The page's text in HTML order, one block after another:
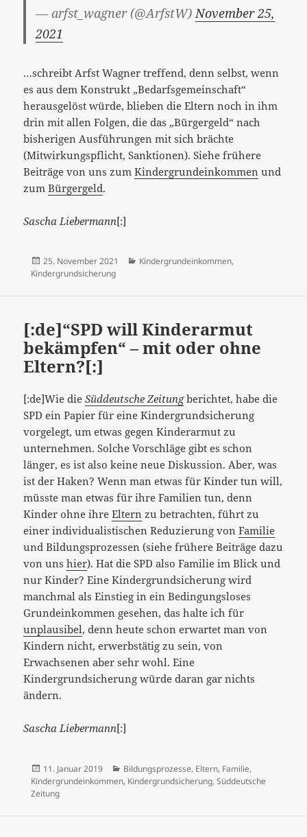
— arfst_wagner (@ArfstW) November 25,
2021
…schreibt Arfst Wagner treffend, denn selbst, wenn
es aus dem Konstrukt „Bedarfsgemeinschaft“
herausgelöst würde, blieben die Eltern noch in ihm
drin mit allen Folgen, die das „Bürgergeld“ nach
bisherigen Ausführungen mit sich brächte
(Mitwirkungspflicht, Sanktionen). Siehe frühere
Beiträge von uns zumKindergrundeinkommen und
zumBürgergeld.
Sascha Liebermann[:]
Veröffentlicht
am
25. November 2021 Kategorien
Kindergrundeinkommen,
Kindergrundsicherung
[:de]“SPD will Kinderarmut
bekämpfen“ – mit oder ohne
Eltern?[:]
[:de]Wie dieSüddeutsche Zeitungberichtet, habe die
SPD ein Papier für eine Kindergrundsicherung
vorgelegt, um etwas gegen Kinderarmut zu
unternehmen. Solche Vorschläge gibt es schon
länger, es ist also keine neue Diskussion. Aber, was
ist der Haken? Wenn man etwas für Kinder tun will,
müsste man etwas für ihre Familien tun, denn
Kinder ohne ihreEltern zu betrachten, führt zu
einer individualistischen Reduzierung vonFamilie
und Bildungsprozessen (siehe frühere Beiträge dazu
von unshier). Hat die SPD also Familie im Blick und
nur Kinder? Eine Kindergrundsicherung wird
manchmal als Einstieg in ein Bedingungsloses
Grundeinkommen gesehen, das halte ich für
unplausibel, denn heute schon erwartet man von
Kindern nicht, erwerbstätig zu sein, von
Erwachsenen aber sehr wohl. Eine
Kindergrundsicherung würde daran gar nichts
ändern.
Sascha Liebermann[:]
Veröffentlicht
am
11. Januar 2019 Kategorien
Bildungsprozesse, Eltern, Familie,
Kindergrundeinkommen, Kindergrundsicherung, Süddeutsche
Zeitung